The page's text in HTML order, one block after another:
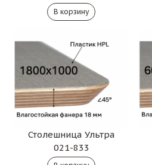
Столешница Ультра
021-833